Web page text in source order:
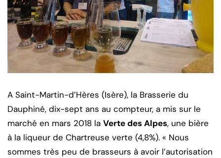
A Saint-Martin-d’Hères (Isère), la Brasserie du
Dauphiné, dix-sept ans au compteur, a mis sur le
marché en mars 2018 la Verte des Alpes, une bière
à la liqueur de Chartreuse verte (4,8%). « Nous
sommes très peu de brasseurs à avoir l’autorisation